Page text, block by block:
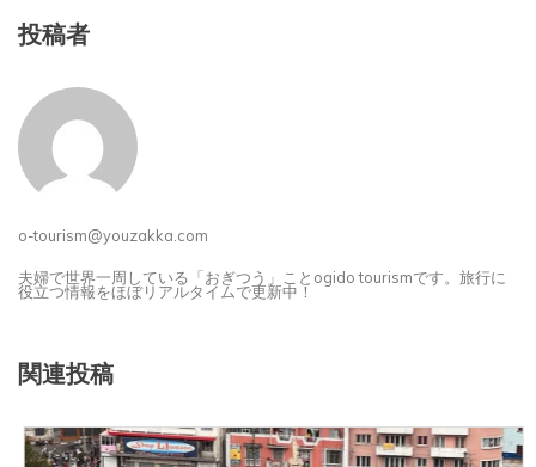
投稿者
o-tourism@youzakka.com
夫婦で世界一周している「おぎつう」ことogido tourismです。旅行に
役立つ情報をほぼリアルタイムで更新中！
関連投稿